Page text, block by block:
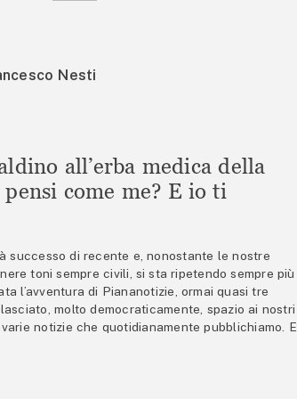
Nesti
all’erba medica della
come me? E io ti
successo di recente e, nonostante le nostre
toni sempre civili, si sta ripetendo sempre più
l’avventura di Piananotizie, ormai quasi tre
molto democraticamente, spazio ai nostri
notizie che quotidianamente pubblichiamo. E